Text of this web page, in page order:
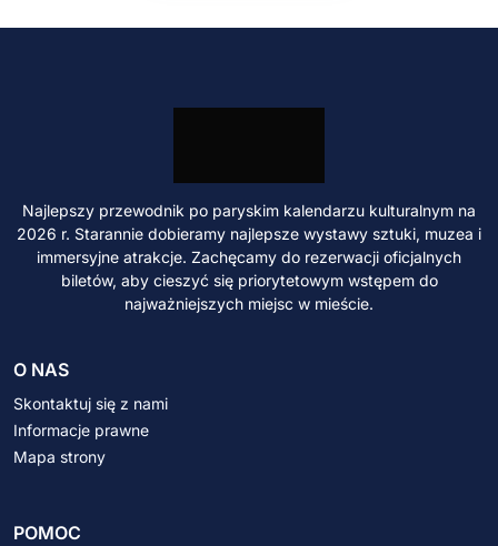
Najlepszy przewodnik po paryskim kalendarzu kulturalnym na
2026 r. Starannie dobieramy najlepsze wystawy sztuki, muzea i
immersyjne atrakcje. Zachęcamy do rezerwacji oficjalnych
biletów, aby cieszyć się priorytetowym wstępem do
najważniejszych miejsc w mieście.
O NAS
Skontaktuj się z nami
Informacje prawne
Mapa strony
POMOC